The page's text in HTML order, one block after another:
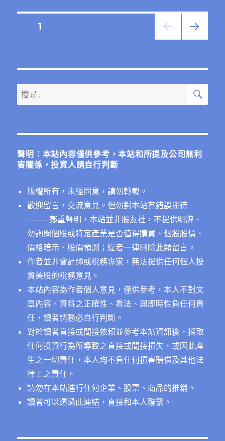
分
頁
頁次1
搜
尋
鍵
搜
聲明：本站內容僅供參考，本站和所提及公司無利
害關係，投資人請自行判斷
版權所有，未經同意，請勿轉載。
歡迎留言，交流意見。但勿對本站有錯誤期待
────鄭重聲明，本站並非股友社，不提供明牌、
勿詢問個股或特定產業是否值得購買、個股股價、
價格暗示、股價預測；違者一律刪除此類留言。
作者並非會計師或稅務專家，無法提供任何個人投
資美股的稅務意見。
本站內容為作者個人意見，僅供參考，本人不對文
章內容、資料之正確性、看法、與即時性負任何責
任，讀者請務必自行判斷。
對於讀者直接或間接依賴並參考本站資訊後，採取
任何投資行為所導致之直接或間接損失，或因此產
生之一切責任，本人均不負任何損害賠償及其他法
律上之責任。
請勿在本站進行任何企業、股票、商品的推銷。
讀者可以透過此連結 ，直接和本人聯繫。